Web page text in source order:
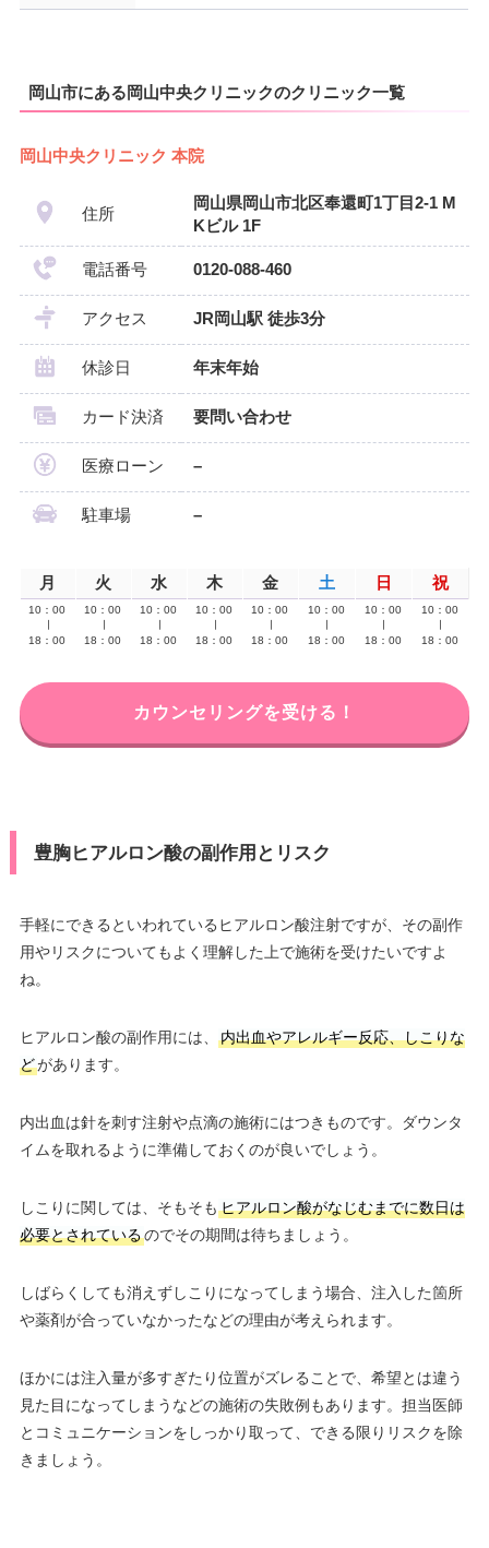
岡山市にある岡山中央クリニックのクリニック一覧
岡山中央クリニック 本院
住所
岡山県岡山市北区奉還町1丁目2-1 M
Kビル 1F
電話番号 0120-088-460
アクセス JR岡山駅 徒歩3分
休診日 年末年始
カード決済 要問い合わせ
医療ローン –
駐車場 –
月 火 水 木 金 土 日 祝
10：00
18：00
10：00
18：00
10：00
18：00
10：00
18：00
10：00
18：00
10：00
18：00
10：00
18：00
10：00
18：00
カウンセリングを受ける！
豊胸ヒアルロン酸の副作用とリスク
手軽にできるといわれているヒアルロン酸注射ですが、その副作
用やリスクについてもよく理解した上で施術を受けたいですよ
ね。
ヒアルロン酸の副作用には、
内出血やアレルギー反応、しこりな
どがあります。
内出血は針を刺す注射や点滴の施術にはつきものです。ダウンタ
イムを取れるように準備しておくのが良いでしょう。
しこりに関しては、そもそも ヒアルロン酸がなじむまでに数日は
必要とされているのでその期間は待ちましょう。
しばらくしても消えずしこりになってしまう場合、注入した箇所
や薬剤が合っていなかったなどの理由が考えられます。
ほかには注入量が多すぎたり位置がズレることで、希望とは違う
見た目になってしまうなどの施術の失敗例もあります。担当医師
とコミュニケーションをしっかり取って、できる限りリスクを除
きましょう。